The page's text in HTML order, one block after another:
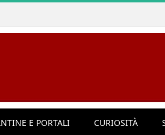
E PORTALI CURIOSITÀ